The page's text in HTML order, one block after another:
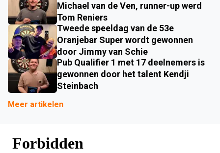
Michael van de Ven, runner-up werd
Tom Reniers
Tweede speeldag van de 53e
Oranjebar Super wordt gewonnen
door Jimmy van Schie
Pub Qualifier 1 met 17 deelnemers is
gewonnen door het talent Kendji
Steinbach
Meer artikelen